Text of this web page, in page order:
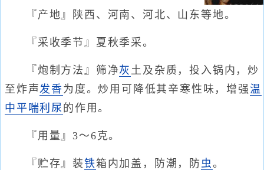
『产地』陕西、河南、河北、山东等地。
『采收季节』夏秋季采。
『炮制方法』筛净灰 土及杂质，投入锅内，炒
至炸声发 香为度。炒用可降低其辛寒性味，增强温
中 平喘利尿 的作用。
『用量』3～6克。
『贮存』装铁箱内加盖，防潮，防虫。